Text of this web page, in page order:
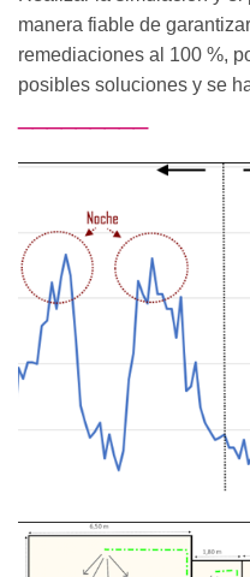
manera fiable de
remediaciones al 100 %,
posibles soluciones y se